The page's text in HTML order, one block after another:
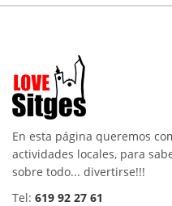
En esta página queremos
actividades locales, para
sobre todo... divertirse!!!
Tel: 619 92 27 61